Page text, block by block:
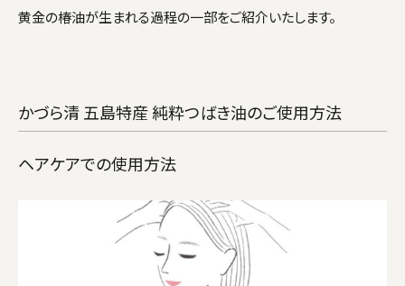
黄金の椿油が生まれる過程の一部をご紹介いたします。
かづら清 五島特産 純粋つばき油のご使用方法
ヘアケアでの使用方法